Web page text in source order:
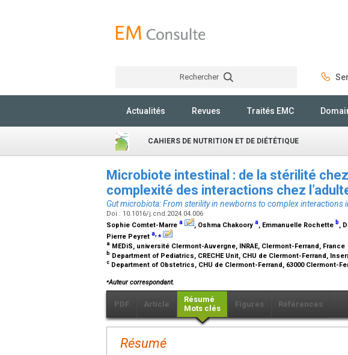
Rechercher
Actualités Revues Traités EMC
CAHIERS DE NUTRITION ET DE DIÉTÉTIQUE
Microbiote intestinal : de la stérilité
complexité des interactions chez
Gut microbiota: From sterility in newborns to complex interactions
Doi : 10.1016/j.cnd.2024.04.006
Sophie Comtet-Marre a , Oshma Chakoory a, Emmanuelle Rochette b,
Pierre Peyret a,⁎
a MEDiS, université Clermont-Auvergne, INRAE, Clermont-Ferrand, France
b Department of Pediatrics, CRECHE Unit, CHU de Clermont-Ferrand,
c Department of Obstetrics, CHU de Clermont-Ferrand, 63000 Clermont-
⁎Auteur correspondant.
PDF Article
Résumé
Mots clés
Figures Références
Résumé